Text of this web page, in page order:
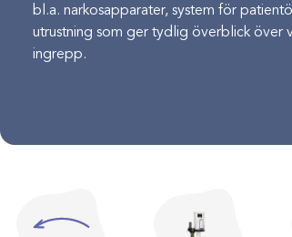
bl.a. narkosapparater, system för
utrustning som ger tydlig överblick över
ingrepp.